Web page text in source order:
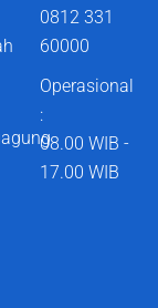
0812 331
60000
Operasional
:
08.00 WIB -
17.00 WIB